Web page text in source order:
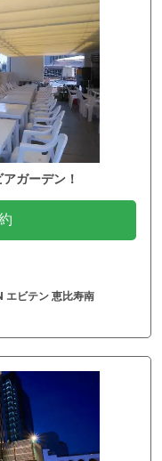
ガーデン！
エビテン 恵比寿南